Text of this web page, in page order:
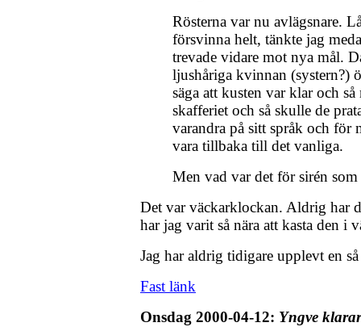
Rösterna var nu avlägsnare.
försvinna helt, tänkte jag
trevade vidare mot nya mål.
ljushåriga kvinnan (systern?)
säga att kusten var klar och
skafferiet och så skulle de
varandra på sitt språk och för
vara tillbaka till det vanliga.
Men vad var det för sirén
Det var väckarklockan. Aldrig har
har jag varit så nära att kasta den i
Jag har aldrig tidigare upplevt en
Fast länk
Onsdag 2000-04-12: Yngve